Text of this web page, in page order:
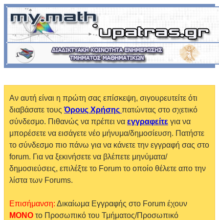
Αν αυτή είναι η πρώτη σας επίσκεψη, σιγουρευτείτε ότι
διαβάσατε τουςΌρους Χρήσης πατώντας στο σχετικό
σύνδεσμο. Πιθανώς να πρέπει να εγγραφείτε για να
μπορέσετε να εισάγετε νέο μήνυμα/δημοσίευση. Πατήστε
το σύνδεσμο πιο πάνω για να κάνετε την εγγραφή σας στο
forum. Για να ξεκινήσετε να βλέπετε μηνύματα/
δημοσιεύσεις, επιλέξτε το Forum το οποίο θέλετε απο την
λίστα των Forums.
Επισήμανση: Δικαίωμα Εγγραφής στο Forum έχουν
MONO το Προσωπικό του Τμήματος/Προσωπικό